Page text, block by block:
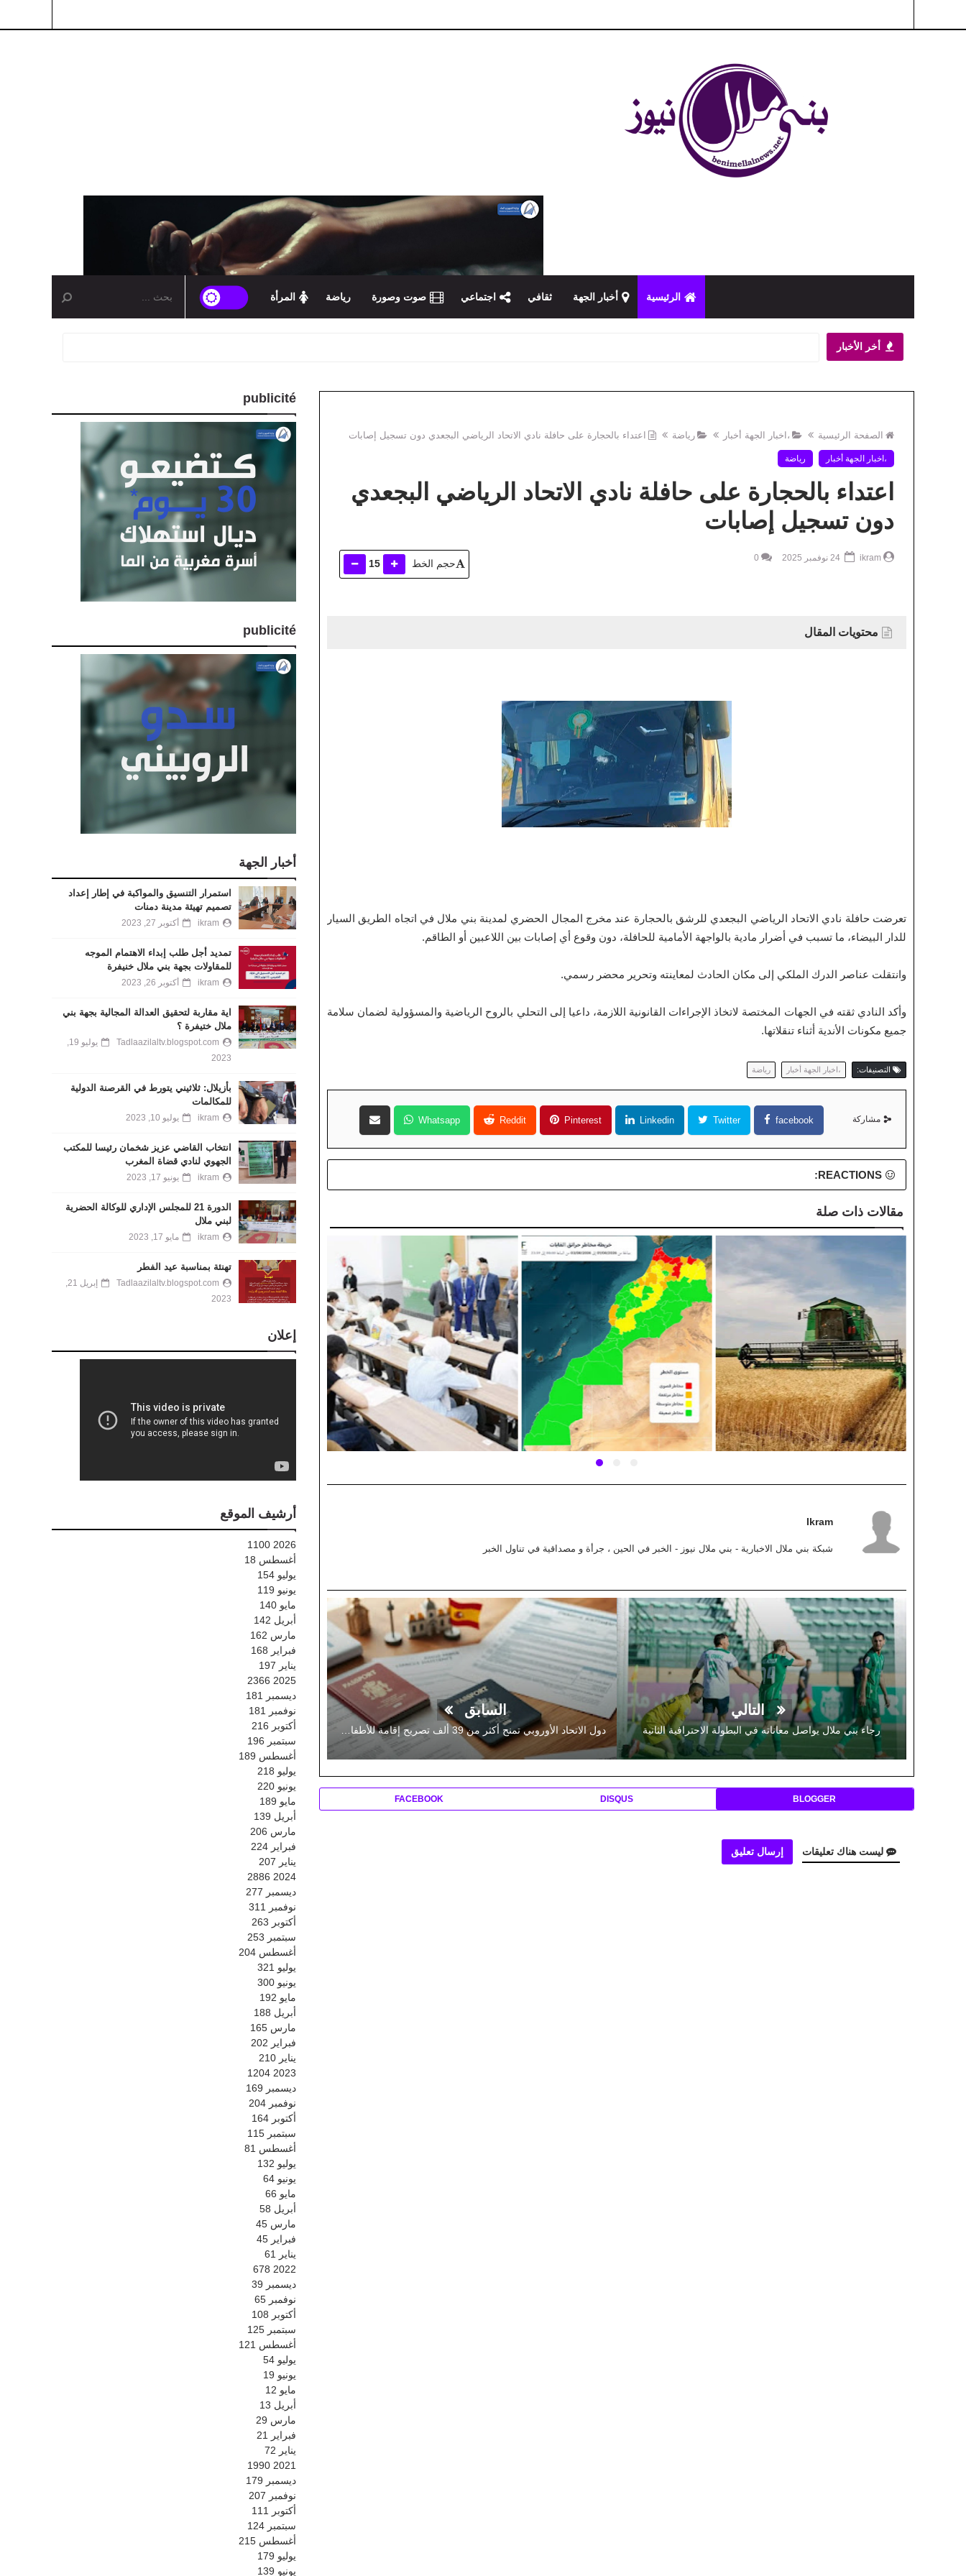
الرئيسية أخبار الجهة ثقافي اجتماعي صوت وصورة رياضة المرأة
أخر الأخبار
الصفحة الرئيسية ،اخبار الجهة أخبار رياضة اعتداء بالحجارة على حافلة نادي الاتحاد الرياضي البجعدي دون تسجيل إصابات
،اخبار الجهة أخبار رياضة
اعتداء بالحجارة على حافلة نادي الاتحاد الرياضي البجعدي
دون تسجيل إصابات
ikram
0 حجم الخط 15
محتويات المقال
تعرضت حافلة نادي الاتحاد الرياضي البجعدي للرشق بالحجارة عند مخرج المجال الحضري لمدينة بني ملال في اتجاه الطريق السيار
للدار البيضاء، ما تسبب في أضرار مادية بالواجهة الأمامية للحافلة، دون وقوع أي إصابات بين اللاعبين أو الطاقم.
وانتقلت عناصر الدرك الملكي إلى مكان الحادث لمعاينته وتحرير محضر رسمي.
وأكد النادي ثقته في الجهات المختصة لاتخاذ الإجراءات القانونية اللازمة، داعيا إلى التحلي بالروح الرياضية والمسؤولية لضمان سلامة
جميع مكونات الأندية أثناء تنقلاتها.
التصنيفات: ،اخبار الجهة أخبار رياضة
مشاركة facebook
Twitter
Linkedin
Pinterest
Reddit
Whatsapp
REACTIONS:
مقالات ذات صلة
Ikram
شبكة بني ملال الاخبارية - بني ملال نيوز - الخبر في الحين ، جرأة و مصداقية في تناول الخبر
التالي
رجاء بني ملال يواصل معاناته في البطولة الاحترافية الثانية
السابق
BLOGGER
DISQUS
FACEBOOK
ليست هناك تعليقات إرسال تعليق
publicité
publicité
أخبار الجهة
استمرار التنسيق والمواكبة في إطار إعداد
تصميم تهيئة مدينة دمنات
ikram أكتوبر 27, 2023
تمديد أجل طلب إبداء الاهتمام الموجه
للمقاولات بجهة بني ملال خنيفرة
ikram أكتوبر 26, 2023
اية مقاربة لتحقيق العدالة المجالية بجهة بني
ملال ختيفرة ؟
Tadlaazilaltv.blogspot.com
يوليو 19,
2023
بأزيلال: ثلاثيني يتورط في القرصنة الدولية
للمكالمات
ikram يوليو 10, 2023
انتخاب القاضي عزيز شخمان رئيسا للمكتب
الجهوي لنادي قضاة المغرب
ikram يونيو 17, 2023
الدورة 21 للمجلس الإداري للوكالة الحضرية
لبني ملال
ikram مايو 17, 2023
تهنئة بمناسبة عيد الفطر
Tadlaazilaltv.blogspot.com
إبريل 21,
2023
إعلان
أرشيف الموقع
2026
1100
أغسطس 18
يوليو 154
يونيو 119
مايو 140
أبريل 142
مارس 162
فبراير 168
يناير 197
2025
2366
ديسمبر
181
نوفمبر
181
أكتوبر 216
سبتمبر 196
أغسطس 189
يوليو 218
يونيو 220
مايو 189
أبريل 139
مارس 206
فبراير 224
يناير 207
2024
2886
ديسمبر 277
نوفمبر
311
أكتوبر 263
سبتمبر 253
أغسطس 204
يوليو 321
يونيو 300
مايو 192
أبريل 188
مارس 165
فبراير 202
يناير 210
2023
1204
ديسمبر 169
نوفمبر 204
أكتوبر 164
سبتمبر 115
أغسطس 81
يوليو 132
يونيو 64
مايو 66
أبريل 58
مارس 45
فبراير 45
يناير
61
2022
678
ديسمبر 39
نوفمبر 65
أكتوبر 108
سبتمبر 125
أغسطس 121
يوليو 54
يونيو 19
مايو 12
أبريل 13
مارس 29
فبراير
21
يناير 72
2021
1990
ديسمبر 179
نوفمبر 207
أكتوبر
111
سبتمبر 124
أغسطس 215
يوليو 179
يونيو 139